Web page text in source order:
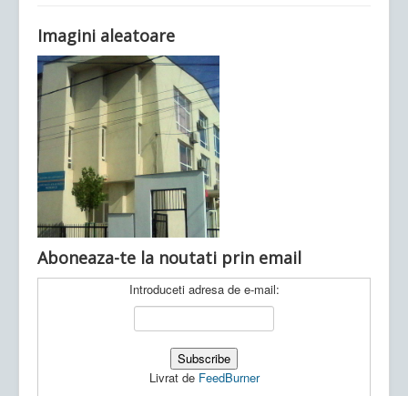
Ultimele articole: Vi, 04.11.2022 -
Județean Mehedinți
Imagini aleatoare
Aboneaza-te la noutati prin email
Introduceti adresa de e-mail:
Livrat de FeedBurner